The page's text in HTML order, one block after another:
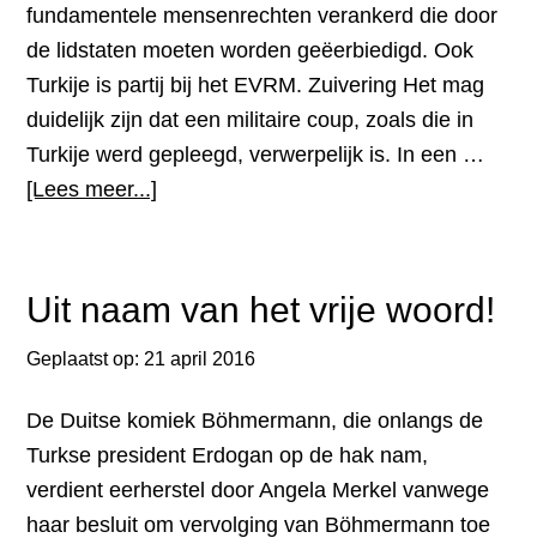
fundamentele mensenrechten verankerd die door
de lidstaten moeten worden geëerbiedigd. Ook
Turkije is partij bij het EVRM. Zuivering Het mag
duidelijk zijn dat een militaire coup, zoals die in
Turkije werd gepleegd, verwerpelijk is. In een …
[Lees meer...]
toe
aan
eisen
van
Erdogan
Uit naam van het vrije woord!
Geplaatst op: 21 april 2016
De Duitse komiek Böhmermann, die onlangs de
Turkse president Erdogan op de hak nam,
verdient eerherstel door Angela Merkel vanwege
haar besluit om vervolging van Böhmermann toe